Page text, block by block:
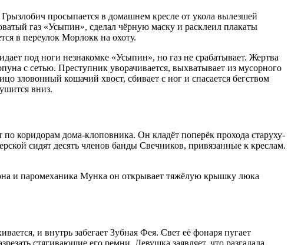
просыпается в домашнем кресле от укола вылезшей
газ «Усыпин», сделал чёрную маску и расклеил плакаты
в переулок Морлокк на охоту.
под ноги незнакомке «Усыпин», но газ не срабатывает. Жертва
с сетью. Преступник уворачивается, выхватывает из мусорного
зловонный кошачий хвост, сбивает с ног и спасается бегством
вниз.
коридорам дома-клоповника. Он кладёт поперёк прохода старуху-
сидят десять членов банды Свечников, привязанные к креслам.
и паромеханика Мунка он открывает тяжёлую крышку люка
и внутрь забегает Зубная Фея. Свет её фонаря пугает
стягивающие его ремни. Девушка заявляет, что разгадала